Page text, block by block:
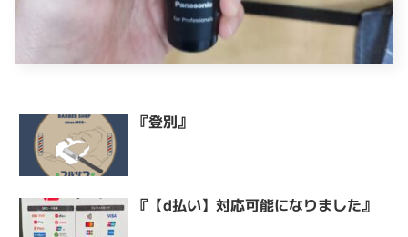
『登別』
『【d払い】対応可能になりました』